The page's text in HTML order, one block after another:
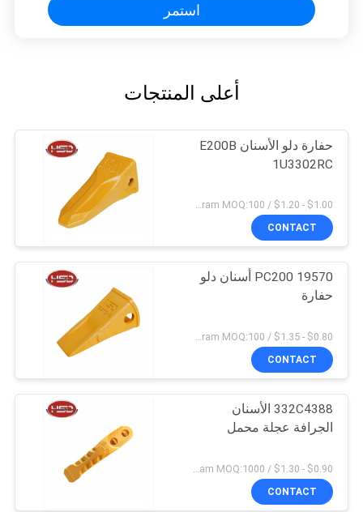
استمر
أعلى المنتجات
حفارة دلو الأسنان E200B
1U3302RC
$1.00 - $1.20 / Kilogram MOQ:100 كيلوغرام / كيلوغرام
CONTACT
PC200 19570 أسنان دلو
حفارة
CONTACT
332C4388 الأسنان
الجرافة عجلة محمل
CONTACT